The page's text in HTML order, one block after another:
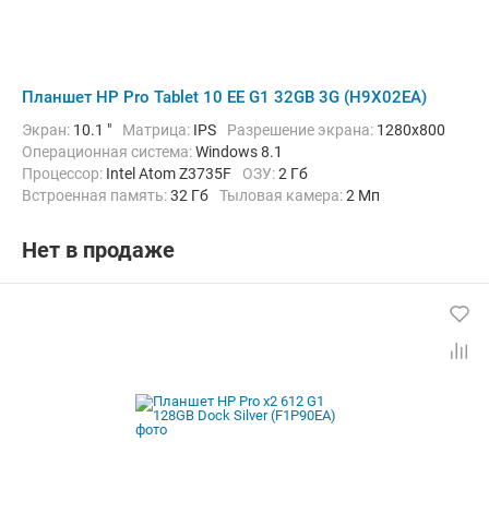
Планшет HP Pro Tablet 10 EE G1 32GB 3G (H9X02EA)
Экран: 10.1 " Матрица: IPS Разрешение экрана: 1280x800
Операционная система:Windows 8.1
Процессор: Intel Atom Z3735F ОЗУ:2 Гб
Встроенная память:32 Гб Тыловая камера:2 Мп
Нет в продаже